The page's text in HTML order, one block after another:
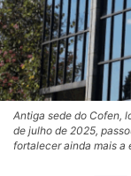
Antiga sede do Cofen,
de julho de 2025,
fortalecer ainda mais a